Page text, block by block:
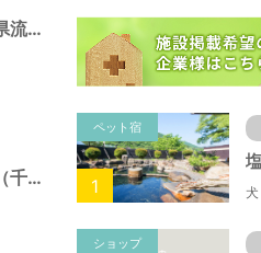
日光橋公園（千葉県流山市）
江戸川台７号緑地（千葉県流山市）
ペット宿
1
ショップ